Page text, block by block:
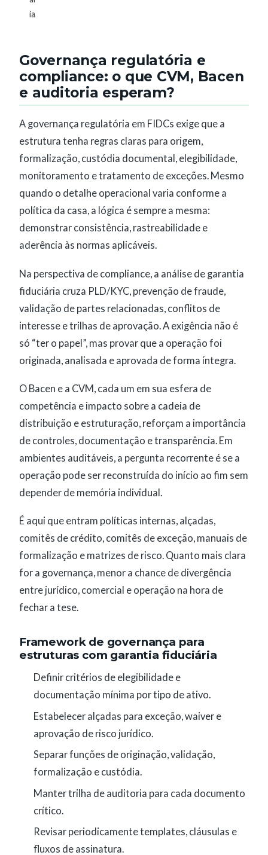
ia
Governança regulatória e
compliance: o que CVM, Bacen
e auditoria esperam?
A governança regulatória em FIDCs exige que a
estrutura tenha regras claras para origem,
formalização, custódia documental, elegibilidade,
monitoramento e tratamento de exceções. Mesmo
quando o detalhe operacional varia conforme a
política da casa, a lógica é sempre a mesma:
demonstrar consistência, rastreabilidade e
aderência às normas aplicáveis.
Na perspectiva de compliance, a análise de garantia
fiduciária cruza PLD/KYC, prevenção de fraude,
validação de partes relacionadas, conflitos de
interesse e trilhas de aprovação. A exigência não é
só “ter o papel”, mas provar que a operação foi
originada, analisada e aprovada de forma íntegra.
O Bacen e a CVM, cada um em sua esfera de
competência e impacto sobre a cadeia de
distribuição e estruturação, reforçam a importância
de controles, documentação e transparência. Em
ambientes auditáveis, a pergunta recorrente é se a
operação pode ser reconstruída do início ao fim sem
depender de memória individual.
É aqui que entram políticas internas, alçadas,
comitês de crédito, comitês de exceção, manuais de
formalização e matrizes de risco. Quanto mais clara
for a governança, menor a chance de divergência
entre jurídico, comercial e operação na hora de
fechar a tese.
Framework de governança para
estruturas com garantia fiduciária
Definir critérios de elegibilidade e
documentação mínima por tipo de ativo.
Estabelecer alçadas para exceção, waiver e
aprovação de risco jurídico.
Separar funções de originação, validação,
formalização e custódia.
Manter trilha de auditoria para cada documento
crítico.
Revisar periodicamente templates, cláusulas e
fluxos de assinatura.